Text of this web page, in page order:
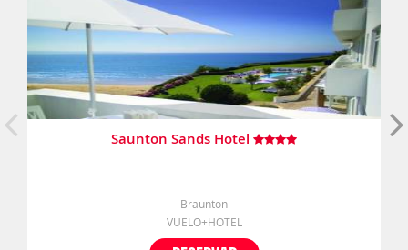
Saunton Sands Hotel
Braunton
VUELO+HOTEL